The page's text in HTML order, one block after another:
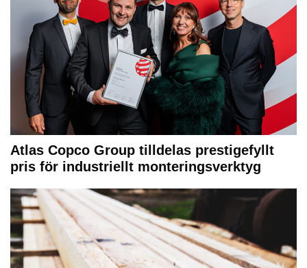
Atlas Copco Group tilldelas prestigefyllt
pris för industriellt monteringsverktyg